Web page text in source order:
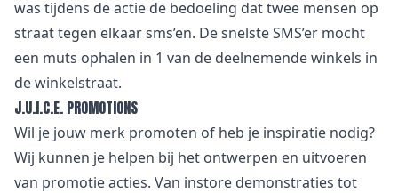
was tijdens de actie de bedoeling dat twee mensen op
straat tegen elkaar sms’en. De snelste SMS’er mocht
een muts ophalen in 1 van de deelnemende winkels in
de winkelstraat.
J.U.I.C.E. PROMOTIONS
Wil je jouw merk promoten of heb je inspiratie nodig?
Wij kunnen je helpen bij het ontwerpen en uitvoeren
van promotie acties. Van instore demonstraties tot